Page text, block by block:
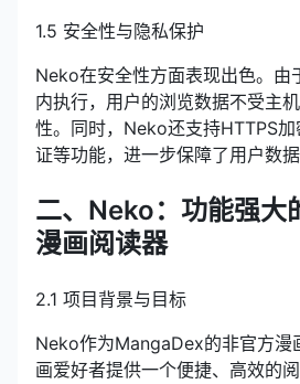
1.5 安全性与隐私保护
Neko在安全性方面表现出色。由
内执行，用户的浏览数据不受主
性。同时，Neko还支持HTTPS
证等功能，进一步保障了用户数
二、Neko：功能强
漫画阅读器
2.1 项目背景与目标
Neko作为MangaDex的非官方漫
画爱好者提供一个便捷、高效的